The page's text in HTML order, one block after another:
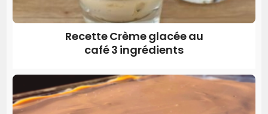
Recette Crème glacée au
café 3 ingrédients